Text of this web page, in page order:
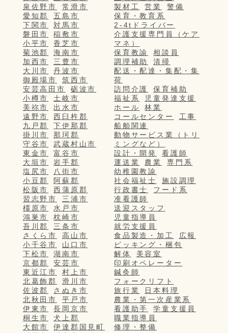
泉佐野市
常滑市
愛知郡
五島市
下関市
対馬市
磐田市
稲敷市
小平市
香芝市
菊池郡
海南市
加西市
三豊市
大川市
丹波市
御殿場市
筑西市
安芸高田市
砺波市
小樽市
土岐市
美祢市
出水市
遠野市
西臼杵郡
九戸郡
下伊那郡
掛川市
那珂郡
守谷市
武蔵村山市
東金市
富谷市
大垣市
岩手郡
塩尻市
八街市
小豆郡
阿蘇郡
松阪市
西蒲原郡
習志野市
三浦市
橿原市
水戸市
鴻巣市
枕崎市
吾川郡
三条市
さくら市
高山市
小千谷市
山口市
下松市
湖南市
京都郡
安芸市
東近江市
村上市
北葛飾郡
滑川市
佐波郡
さぬき市
北秋田市
平戸市
伊東市
長岡京市
桐生市
犬上郡
大館市
伊達郡国見町
製材工
営業
警備
保育・教育系
2-4tドライバー
介護支援専門員（ケア
マネ）
保育教諭
相談員
調理補助
清掃
配送・配達・集配・集
荷
訪問介護
保育補助
福祉系
児童発達支援
ホール
林業
コールセンター
工事
船舶関連
動物サービス業（トリ
ミングなど）
設計・開発
看護師
運送業
農業
専門系
幼稚園教諭
社会福祉士
施設調理
行政書士
フード系
准看護師
送迎スタッフ
児童指導員
就労支援員
食品製造・加工
広報
ピッキング・梱包
解体
美容室
印刷オペレーター
鍼灸師
フォークリフト
旅行業
日本料理
農業・第一次産業系
看護助手
学童支援員
職業指導員
修理・整備